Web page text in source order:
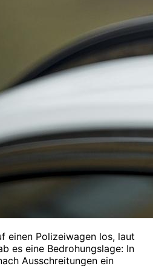
einen Polizeiwagen los, laut
es eine Bedrohungslage: In
Ausschreitungen ein